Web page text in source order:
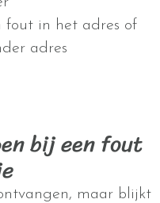
fout in het adres of
adres
bij een fout
maar blijkt